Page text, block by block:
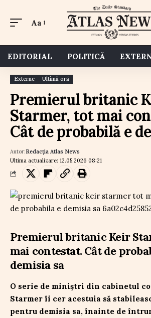
Aa
EDITORIAL POLITICĂ
Externe Ultimă oră
Premierul britanic
Starmer, tot mai
Cât de probabilă e
Ultima actualizare: 12.05.2026 08:21
Autor:Redacția Atlas News
Premierul britanic Keir
mai contestat. Cât de
demisia sa
O serie de miniștri din cabinetul
Starmer îi cer acestuia să
pentru demisia sa, înainte de